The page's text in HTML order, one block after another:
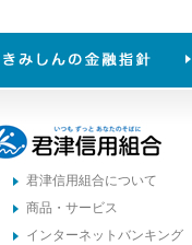
君津信用組合について
商品・サービス
インターネットバンキング